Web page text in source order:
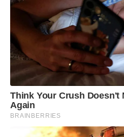
Think Your Crush Doesn't
Again
BRAINBERRIES